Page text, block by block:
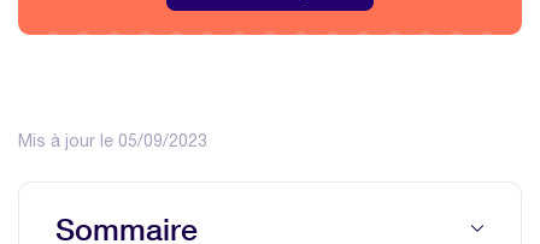
Mis à jour le 05/09/2023
Sommaire